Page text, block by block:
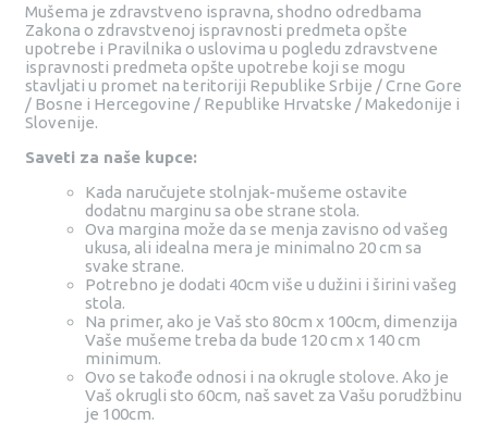
Mušema je zdravstveno ispravna, shodno odredbama
Zakona o zdravstvenoj ispravnosti predmeta opšte
upotrebe i Pravilnika o uslovima u pogledu zdravstvene
ispravnosti predmeta opšte upotrebe koji se mogu
stavljati u promet na teritoriji Republike Srbije / Crne Gore
/ Bosne i Hercegovine / Republike Hrvatske / Makedonije i
Slovenije.
Saveti za naše kupce:
Kada naručujete stolnjak-mušeme ostavite
dodatnu marginu sa obe strane stola.
Ova margina može da se menja zavisno od vašeg
ukusa, ali idealna mera je minimalno 20 cm sa
svake strane.
Potrebno je dodati 40cm više u dužini i širini vašeg
stola.
Na primer, ako je Vaš sto 80cm x 100cm, dimenzija
Vaše mušeme treba da bude 120 cm x 140 cm
minimum.
Ovo se takođe odnosi i na okrugle stolove. Ako je
Vaš okrugli sto 60cm, naš savet za Vašu porudžbinu
je 100cm.